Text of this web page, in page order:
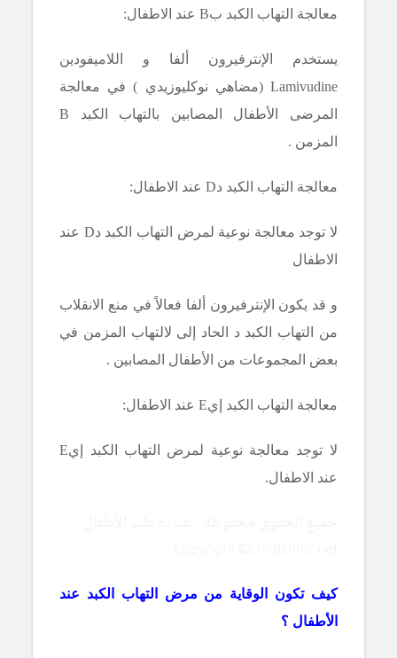
معالجة التهاب الكبد بB عند الاطفال:
يستخدم الإنترفيرون ألفا و اللاميفودين
Lamivudine (مضاهي نوكليوزيدي ) في معالجة
المرضى الأطفال المصابين بالتهاب الكبد B
المزمن .
معالجة التهاب الكبد دD عند الاطفال:
لا توجد معالجة نوعية لمرض التهاب الكبد دD
عند
الاطفال
و قد يكون الإنترفيرون ألفا فعالاً في منع الانقلاب
من التهاب الكبد د
الحاد إلى لالتهاب المزمن في
بعض المجموعات من الأطفال المصابين .
معالجة التهاب الكبد إيE عند الاطفال:
لا توجد معالجة نوعية لمرض التهاب الكبد
إيE
عند الاطفال.
كيف تكون الوقاية من مرض التهاب الكبد عند
الأطفال ؟